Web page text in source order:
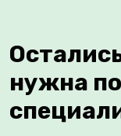
нужна